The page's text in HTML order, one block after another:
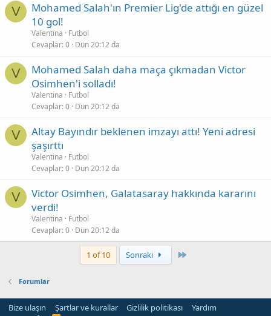
V
Mohamed Salah'ın Premier Lig'de attığı en güzel
10 gol!
Valentina
Futbol
Cevaplar 0 Dün 20:12 da
V
Mohamed Salah daha maça çıkmadan Victor
Osimhen'i solladı!
Valentina
Futbol
Cevaplar 0 Dün 20:12 da
V
Altay Bayındır beklenen imzayı attı! Yeni adresi
şaşırttı
Valentina
Futbol
Cevaplar 0 Dün 20:12 da
V
Victor Osimhen, Galatasaray hakkında kararını
verdi!
Valentina
Futbol
Cevaplar 0 Dün 20:12 da
1 of 10 Sonraki
Forumlar
Bize ulaşın Şartlar ve kurallar Gizlilik politikası
Yardım